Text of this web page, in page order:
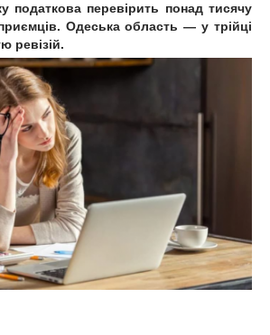
податкова перевірить понад тисячу
Одеська область — у трійці
ревізій.